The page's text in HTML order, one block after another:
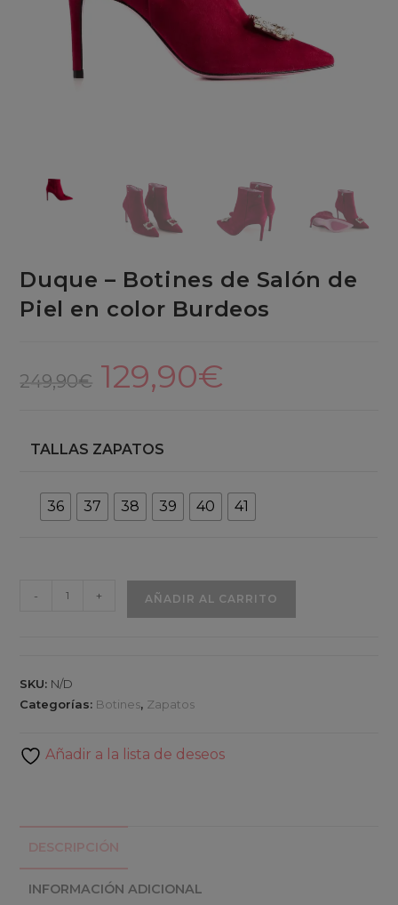
Duque – Botines de Salón de
Piel en color Burdeos
249,90€
El
precio
original
129,90€
TALLAS ZAPATOS
36 37 38 39 40 41
Salón
de
en
color
- + AÑADIR AL CARRITO
SKU: N/D
Categorías: Botines, Zapatos
Añadir a la lista de deseos
DESCRIPCIÓN
INFORMACIÓN ADICIONAL